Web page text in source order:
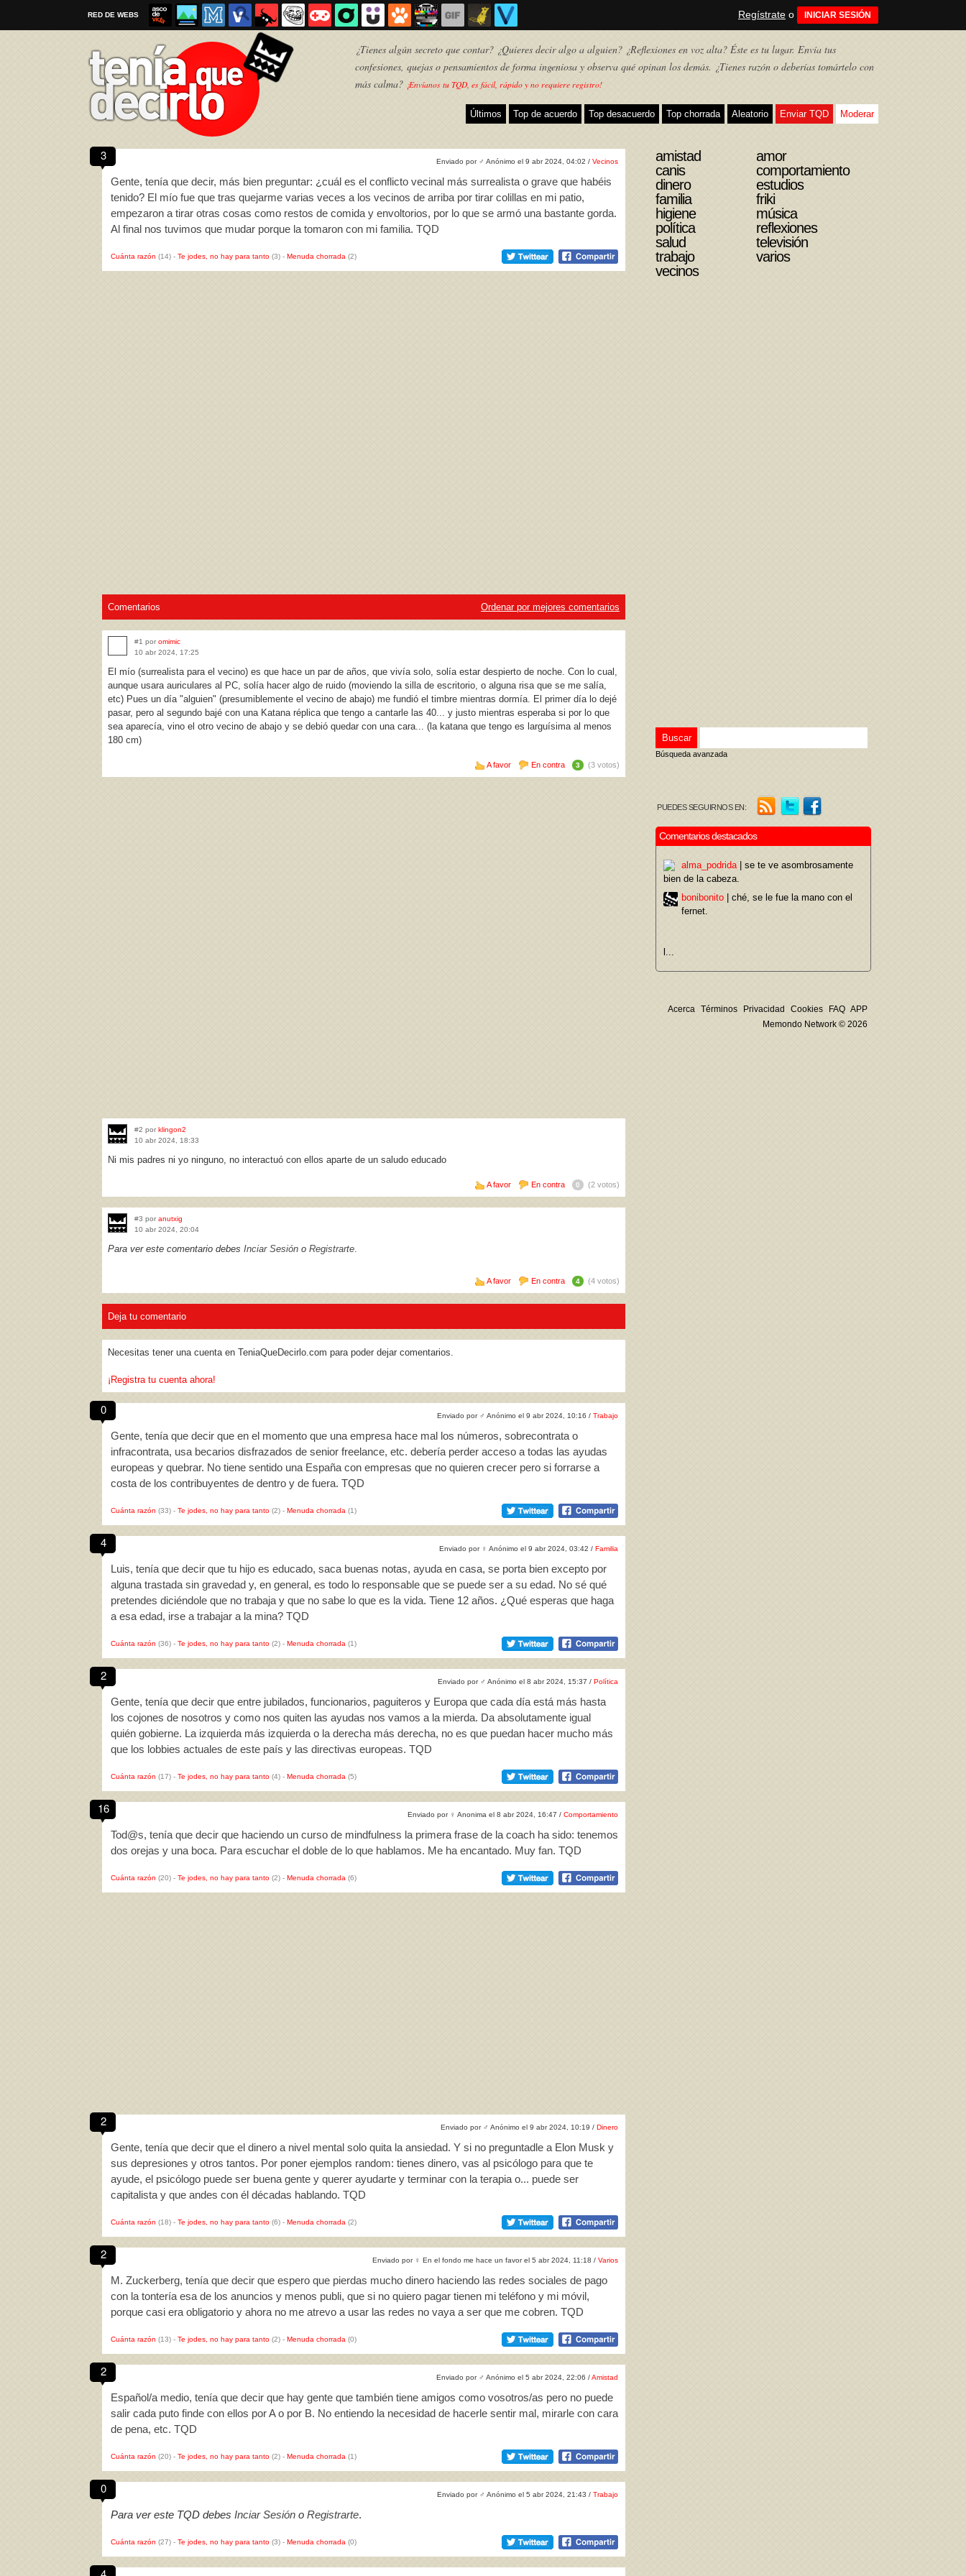
RED DE WEBS Regístrate o INICIAR SESIÓN
¿Tienes algún secreto que contar? ¿Quieres decir algo a alguien? ¿Reflexiones en voz alta? Éste es tu lugar. Envía tus
confesiones, quejas o pensamientos de forma ingeniosa y observa qué opinan los demás. ¿Tienes razón o deberías tomártelo con
más calma? ¡Envíanos tu TQD, es fácil, rápido y no requiere registro!
Últimos Top de acuerdo Top desacuerdo Top chorrada Aleatorio Enviar TQD Moderar
TQD
3 Enviado por ♂ Anónimo el 9 abr 2024, 04:02 / Vecinos
Gente, tenía que decir, más bien preguntar: ¿cuál es el conflicto vecinal más surrealista o grave que habéis
tenido? El mío fue que tras quejarme varias veces a los vecinos de arriba por tirar colillas en mi patio,
empezaron a tirar otras cosas como restos de comida y envoltorios, por lo que se armó una bastante gorda.
Al final nos tuvimos que mudar porque la tomaron con mi familia. TQD
Cuánta razón (14) - Te jodes, no hay para tanto (3) - Menuda chorrada (2)
Comentarios Ordenar por mejores comentarios
#1 por omimic
10 abr 2024, 17:25
El mío (surrealista para el vecino) es que hace un par de años, que vivía solo, solía estar despierto de noche. Con lo cual,
aunque usara auriculares al PC, solía hacer algo de ruido (moviendo la silla de escritorio, o alguna risa que se me salía,
etc) Pues un día "alguien" (presumiblemente el vecino de abajo) me fundió el timbre mientras dormía. El primer día lo dejé
pasar, pero al segundo bajé con una Katana réplica que tengo a cantarle las 40... y justo mientras esperaba si por lo que
sea aparecía, vino el otro vecino de abajo y se debió quedar con una cara... (la katana que tengo es larguísima al menos
180 cm)
A favor En contra 3 (3 votos)
#2 por klingon2
10 abr 2024, 18:33
Ni mis padres ni yo ninguno, no interactuó con ellos aparte de un saludo educado
A favor En contra 0 (2 votos)
#3 por anutxig
10 abr 2024, 20:04
Para ver este comentario debes Inciar Sesión o Registrarte.
A favor En contra 4 (4 votos)
Deja tu comentario
Necesitas tener una cuenta en TeniaQueDecirlo.com para poder dejar comentarios.
¡Registra tu cuenta ahora!
0 Enviado por ♂ Anónimo el 9 abr 2024, 10:16 / Trabajo
Gente, tenía que decir que en el momento que una empresa hace mal los números, sobrecontrata o
infracontrata, usa becarios disfrazados de senior freelance, etc. debería perder acceso a todas las ayudas
europeas y quebrar. No tiene sentido una España con empresas que no quieren crecer pero si forrarse a
costa de los contribuyentes de dentro y de fuera. TQD
Cuánta razón (33) - Te jodes, no hay para tanto (2) - Menuda chorrada (1)
4 Enviado por ♀ Anónimo el 9 abr 2024, 03:42 / Familia
Luis, tenía que decir que tu hijo es educado, saca buenas notas, ayuda en casa, se porta bien excepto por
alguna trastada sin gravedad y, en general, es todo lo responsable que se puede ser a su edad. No sé qué
pretendes diciéndole que no trabaja y que no sabe lo que es la vida. Tiene 12 años. ¿Qué esperas que haga
a esa edad, irse a trabajar a la mina? TQD
Cuánta razón (36) - Te jodes, no hay para tanto (2) - Menuda chorrada (1)
2 Enviado por ♂ Anónimo el 8 abr 2024, 15:37 / Política
Gente, tenía que decir que entre jubilados, funcionarios, paguiteros y Europa que cada día está más hasta
los cojones de nosotros y como nos quiten las ayudas nos vamos a la mierda. Da absolutamente igual
quién gobierne. La izquierda más izquierda o la derecha más derecha, no es que puedan hacer mucho más
que los lobbies actuales de este país y las directivas europeas. TQD
Cuánta razón (17) - Te jodes, no hay para tanto (4) - Menuda chorrada (5)
16 Enviado por ♀ Anonima el 8 abr 2024, 16:47 / Comportamiento
Tod@s, tenía que decir que haciendo un curso de mindfulness la primera frase de la coach ha sido: tenemos
dos orejas y una boca. Para escuchar el doble de lo que hablamos. Me ha encantado. Muy fan. TQD
Cuánta razón (20) - Te jodes, no hay para tanto (2) - Menuda chorrada (6)
2 Enviado por ♂ Anónimo el 9 abr 2024, 10:19 / Dinero
Gente, tenía que decir que el dinero a nivel mental solo quita la ansiedad. Y si no preguntadle a Elon Musk y
sus depresiones y otros tantos. Por poner ejemplos random: tienes dinero, vas al psicólogo para que te
ayude, el psicólogo puede ser buena gente y querer ayudarte y terminar con la terapia o... puede ser
capitalista y que andes con él décadas hablando. TQD
Cuánta razón (18) - Te jodes, no hay para tanto (6) - Menuda chorrada (2)
2 Enviado por ♀ En el fondo me hace un favor el 5 abr 2024, 11:18 / Varios
M. Zuckerberg, tenía que decir que espero que pierdas mucho dinero haciendo las redes sociales de pago
con la tontería esa de los anuncios y menos publi, que si no quiero pagar tienen mi teléfono y mi móvil,
porque casi era obligatorio y ahora no me atrevo a usar las redes no vaya a ser que me cobren. TQD
Cuánta razón (13) - Te jodes, no hay para tanto (2) - Menuda chorrada (0)
2 Enviado por ♂ Anónimo el 5 abr 2024, 22:06 /Amistad
Español/a medio, tenía que decir que hay gente que también tiene amigos como vosotros/as pero no puede
salir cada puto finde con ellos por A o por B. No entiendo la necesidad de hacerle sentir mal, mirarle con cara
de pena, etc. TQD
Cuánta razón (20) - Te jodes, no hay para tanto (2) - Menuda chorrada (1)
0 Enviado por ♂ Anónimo el 5 abr 2024, 21:43 / Trabajo
Para ver este TQD debes Inciar Sesión o Registrarte.
Cuánta razón (27) - Te jodes, no hay para tanto (3) - Menuda chorrada (0)
amistad
amor
canis
comportamiento
dinero
estudios
familia
friki
higiene
música
política
reflexiones
salud
televisión
trabajo
varios
vecinos
Búsqueda avanzada
PUEDES SEGUIRNOS EN:
Comentarios destacados
alma_podrida| se te ve asombrosamente
bien de la cabeza.
bonibonito | ché, se le fue la mano con el
fernet.
l...
Acerca Términos Privacidad Cookies FAQ APP
Memondo Network © 2026